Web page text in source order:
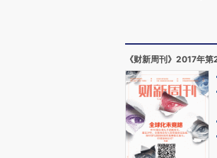
《财新周刊》2017年第